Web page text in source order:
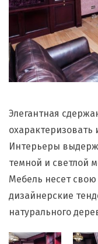
Элегантная
Интерьеры
темной и светлой
Мебель несет
дизайнерские
натурального